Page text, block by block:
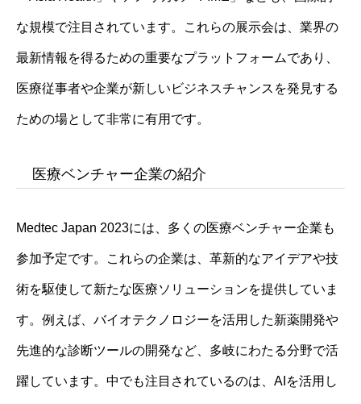
な規模で注目されています。これらの展示会は、業界の
最新情報を得るための重要なプラットフォームであり、
医療従事者や企業が新しいビジネスチャンスを発見する
ための場として非常に有用です。
医療ベンチャー企業の紹介
Medtec Japan 2023には、多くの医療ベンチャー企業も
参加予定です。これらの企業は、革新的なアイデアや技
術を駆使して新たな医療ソリューションを提供していま
す。例えば、バイオテクノロジーを活用した新薬開発や
先進的な診断ツールの開発など、多岐にわたる分野で活
躍しています。中でも注目されているのは、AIを活用し